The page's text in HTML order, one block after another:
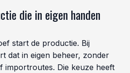
die in eigen handen
start de productie. Bij
dat in eigen beheer, zonder
importroutes. Die keuze heeft